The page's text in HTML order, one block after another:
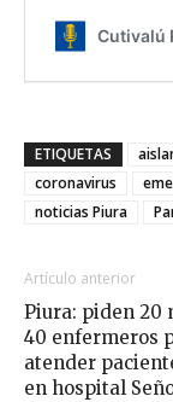
ETIQUETAS
coronavirus
noticias Piura
Artículo anterior
Piura: piden 20
40 enfermeros
atender
en hospital